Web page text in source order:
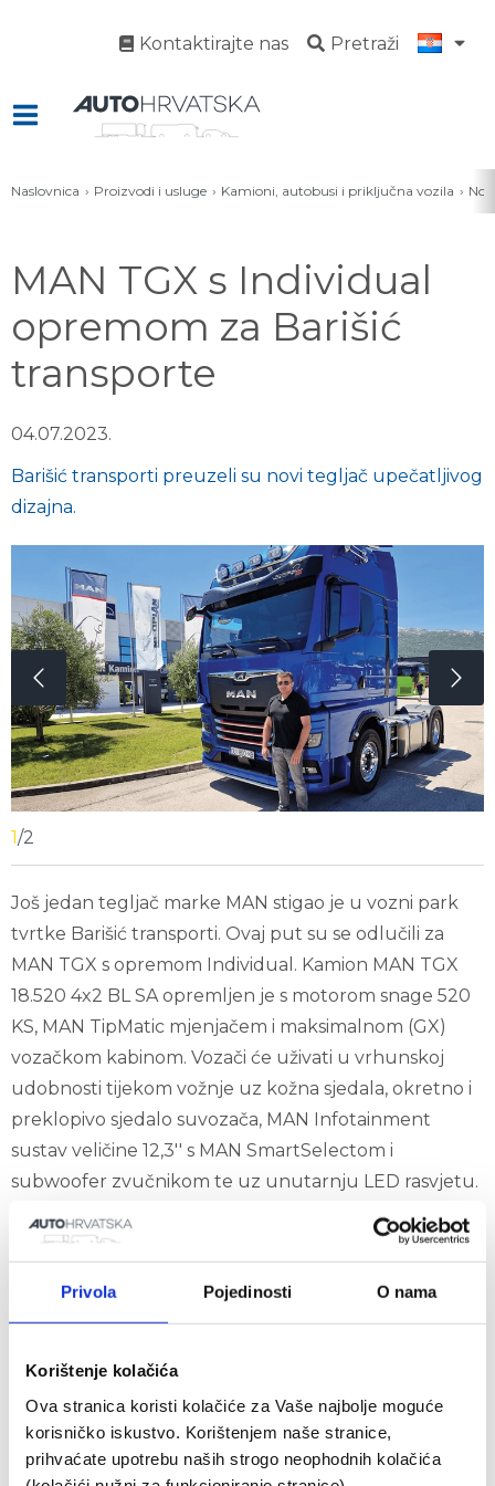
Privola Pojedinosti O nama
Korištenje kolačića
Ova stranica koristi kolačiće za Vaše najbolje moguće
korisničko iskustvo. Korištenjem naše stranice,
prihvaćate upotrebu naših strogo neophodnih kolačića
Kontaktirajte nas Pretraži
Naslovnica Proizvodi i usluge Kamioni, autobusi i priključna vozila
MAN TGX s Individual
opremom za Barišić
transporte
04.07.2023.
Barišić transporti preuzeli su novi tegljač upečatljivog
dizajna.
1/2
Još jedan tegljač marke MAN stigao je u vozni park
tvrtke Barišić transporti. Ovaj put su se odlučili za
MAN TGX s opremom Individual. Kamion MAN TGX
18.520 4x2 BL SA opremljen je s motorom snage 520
KS, MAN TipMatic mjenjačem i maksimalnom (GX)
vozačkom kabinom. Vozači će uživati u vrhunskoj
udobnosti tijekom vožnje uz kožna sjedala, okretno i
preklopivo sjedalo suvozača, MAN Infotainment
sustav veličine 12,3'' s MAN SmartSelectom i
subwoofer zvučnikom te uz unutarnju LED rasvjetu.
Ovaj tegljač neće ostati neprimijećen na
metalik plavu boju te aluminijske naplatke.